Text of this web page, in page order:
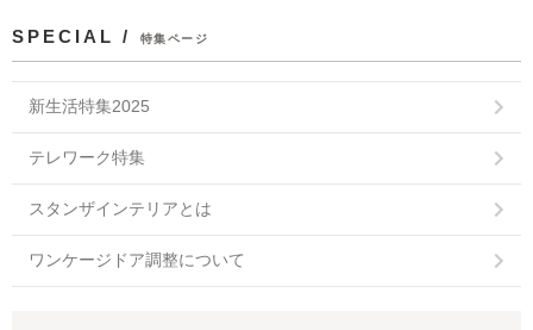
SPECIAL / 特集ページ
新生活特集2025
テレワーク特集
スタンザインテリアとは
ワンケージドア調整について